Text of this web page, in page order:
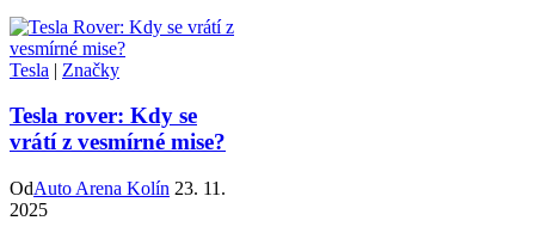
Tesla | Značky
Tesla rover: Kdy se
vrátí z vesmírné mise?
OdAuto Arena Kolín 23. 11.
2025